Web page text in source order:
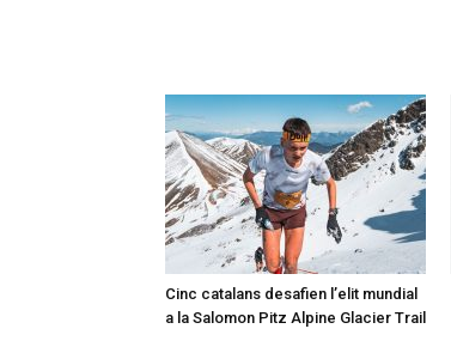
Cinc catalans desafien l’elit mundial
a la Salomon Pitz Alpine Glacier Trail